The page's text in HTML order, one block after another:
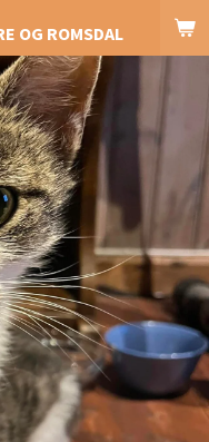
OG ROMSDAL